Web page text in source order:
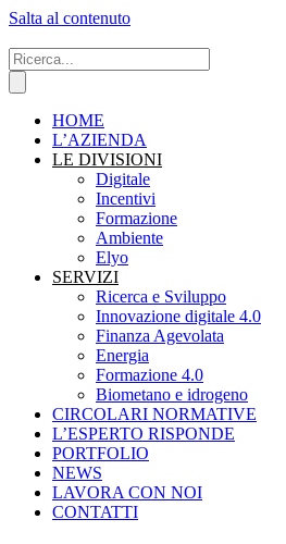
Salta al contenuto
HOME
L’AZIENDA
LE DIVISIONI
Digitale
Incentivi
Formazione
Ambiente
Elyo
SERVIZI
Ricerca e Sviluppo
Innovazione digitale 4.0
Finanza Agevolata
Energia
Formazione 4.0
Biometano e idrogeno
CIRCOLARI NORMATIVE
L’ESPERTO RISPONDE
PORTFOLIO
NEWS
LAVORA CON NOI
CONTATTI